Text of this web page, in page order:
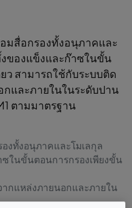
มสื่อกรองทั้งอนุภาคและ
ของแข็งและก๊าซในขั้น
ว สามารถใช้กับระบบติด
และภายในในระดับปาน
ตามมาตรฐาน
งทั้งอนุภาคและโมเลกุล
ในขั้นตอนการกรองเพียงขั้น
ากแหล่งภายนอกและภายใน